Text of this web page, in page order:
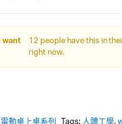
want
12 people have this in
right now.
電動桌上桌系列 Tags: 人體工學,